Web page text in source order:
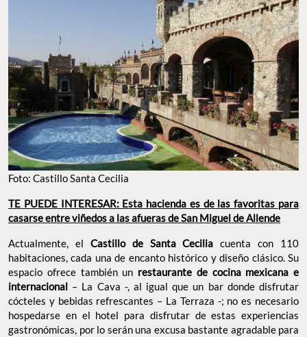
Foto: Castillo Santa Cecilia
TE PUEDE INTERESAR: Esta hacienda es de las favoritas para
casarse entre viñedos a las afueras de San Miguel de Allende
Actualmente, el Castillo de Santa Ceciliacuenta con 110
habitaciones, cada una de encanto histórico y diseño clásico. Su
espacio ofrece también un restaurante de cocina mexicana e
internacional – La Cava -, al igual que un bar donde disfrutar
cócteles y bebidas refrescantes – La Terraza -; no es necesario
hospedarse en el hotel para disfrutar de estas experiencias
gastronómicas, por lo serán una excusa bastante agradable para